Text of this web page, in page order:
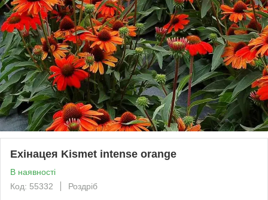
Ехінацея Kismet intense orange
В наявності
Код: 55332
Роздріб